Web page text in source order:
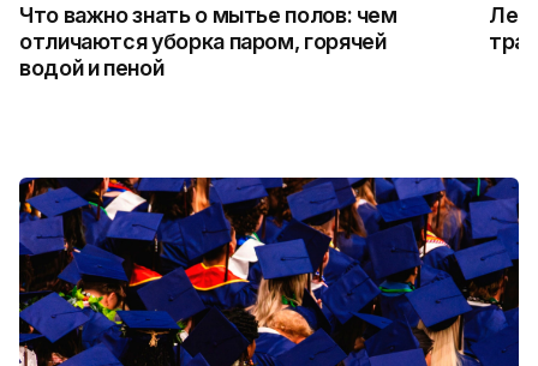
Что важно знать о мытье полов: чем
отличаются уборка паром, горячей
водой и пеной